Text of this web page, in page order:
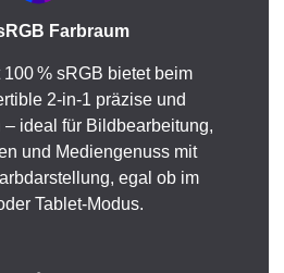
Farbraum
% sRGB bietet beim
2-in-1 präzise und
– ideal für Bildbearbeitung,
und Mediengenuss mit
egal ob im
Tablet-Modus.